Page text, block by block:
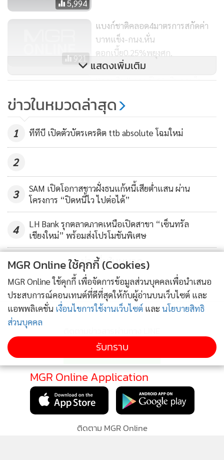
5,994
921
แบงก์ชาติคลอด4มาตรการสกัดค่า
บาทแข็ง-กนง.หั่น
ดอกเบี้ย0.25%พยุงศก.
221
“ออมสิน” คาด ปี 62 เงินออมใน
แสดงเพิ่มเติม
ข่าวในหมวดล่าสุด
1 ทีทีบี เปิดตัวบัตรเครดิต ttb absolute โฉมใหม่
2
3
SAM เปิดโอกาสชาวฝั่งธนแก้หนี้เสียต่ำแสน ผ่าน
โครงการ “ปิดหนี้ไว ไปต่อได้”
4
LH Bank รุกตลาดภาคเหนือเปิดสาขา “เซ็นทรัล
เชียงใหม่” พร้อมส่งโปรโมชันพิเศษ
ข่าวอื่นในหมวด
MGR Online Application
ติดตาม MGR Online
MGR Online ใช้คุกกี้ (Cookies)
MGR Online ใช้คุกกี้ เพื่อจัดการข้อมูลส่วนบุคคลเพื่อนำเสนอ
ประสบการณ์คอนเทนต์ที่ดีที่สุดให้กับผู้อ่านบนเว็บไซต์ และ
แอพพลิเคชั่น เงื่อนไขการใช้งานเว็บไซต์ และ นโยบายสิทธิ
ส่วนบุคคล
รับทราบ